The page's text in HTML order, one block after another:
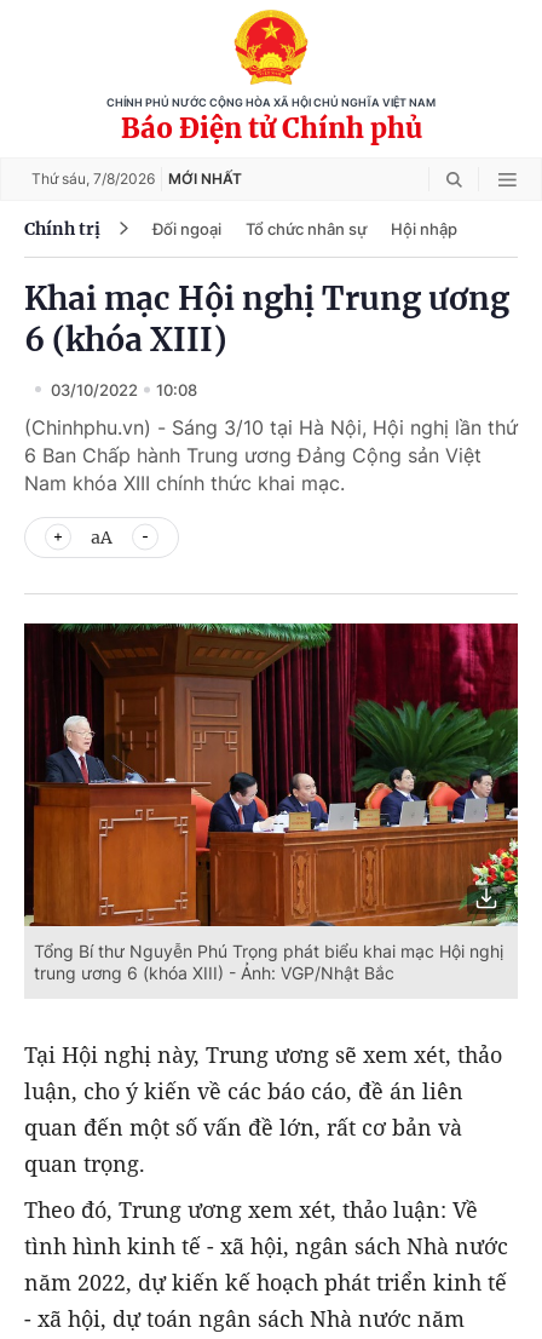
CHÍNH PHỦ NƯỚC CỘNG HÒA XÃ HỘI CHỦ NGHĨA VIỆT NAM
Báo Điện tử Chính phủ
Thứ sáu, 7/8/2026 MỚI NHẤT
Chính trị Đối ngoại Tổ chức nhân sự Hội nhập
Khai mạc Hội nghị Trung ương
6 (khóa XIII)
03/10/2022 10:08
(Chinhphu.vn) - Sáng 3/10 tại Hà Nội, Hội nghị lần thứ
6 Ban Chấp hành Trung ương Đảng Cộng sản Việt
Nam khóa XIII chính thức khai mạc.
aA
Tổng Bí thư Nguyễn Phú Trọng phát biểu khai mạc Hội nghị
trung ương 6 (khóa XIII) - Ảnh: VGP/Nhật Bắc
Tại Hội nghị này, Trung ương sẽ xem xét, thảo
luận, cho ý kiến về các báo cáo, đề án liên
quan đến một số vấn đề lớn, rất cơ bản và
quan trọng.
Theo đó, Trung ương xem xét, thảo luận: Về
tình hình kinh tế - xã hội, ngân sách Nhà nước
năm 2022, dự kiến kế hoạch phát triển kinh tế
- xã hội, dự toán ngân sách Nhà nước năm